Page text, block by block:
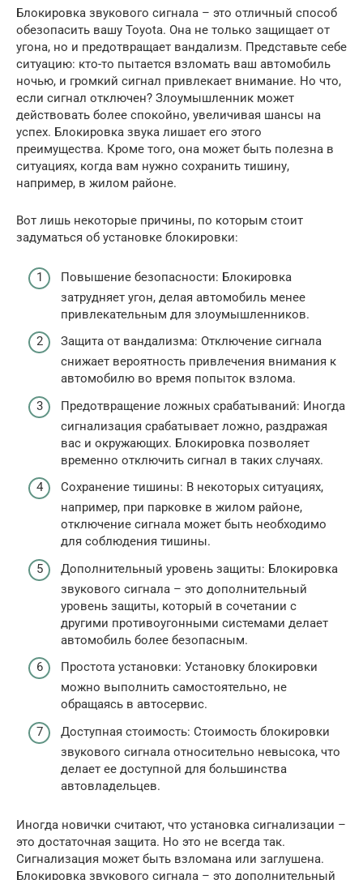
Блокировка звукового сигнала – это отличный способ
обезопасить вашу Toyota. Она не только защищает от
угона, но и предотвращает вандализм. Представьте себе
ситуацию: кто-то пытается взломать ваш автомобиль
ночью, и громкий сигнал привлекает внимание. Но что,
если сигнал отключен? Злоумышленник может
действовать более спокойно, увеличивая шансы на
успех. Блокировка звука лишает его этого
преимущества. Кроме того, она может быть полезна в
ситуациях, когда вам нужно сохранить тишину,
например, в жилом районе.
Вот лишь некоторые причины, по которым стоит
задуматься об установке блокировки:
Повышение безопасности: Блокировка
затрудняет угон, делая автомобиль менее
привлекательным для злоумышленников.
Защита от вандализма: Отключение сигнала
снижает вероятность привлечения внимания к
автомобилю во время попыток взлома.
Предотвращение ложных срабатываний: Иногда
сигнализация срабатывает ложно, раздражая
вас и окружающих. Блокировка позволяет
временно отключить сигнал в таких случаях.
Сохранение тишины: В некоторых ситуациях,
например, при парковке в жилом районе,
отключение сигнала может быть необходимо
для соблюдения тишины.
Дополнительный уровень защиты: Блокировка
звукового сигнала – это дополнительный
уровень защиты, который в сочетании с
другими противоугонными системами делает
автомобиль более безопасным.
Простота установки: Установку блокировки
можно выполнить самостоятельно, не
обращаясь в автосервис.
Доступная стоимость: Стоимость блокировки
звукового сигнала относительно невысока, что
делает ее доступной для большинства
автовладельцев.
Иногда новички считают, что установка сигнализации –
это достаточная защита. Но это не всегда так.
Сигнализация может быть взломана или заглушена.
Блокировка звукового сигнала – это дополнительный